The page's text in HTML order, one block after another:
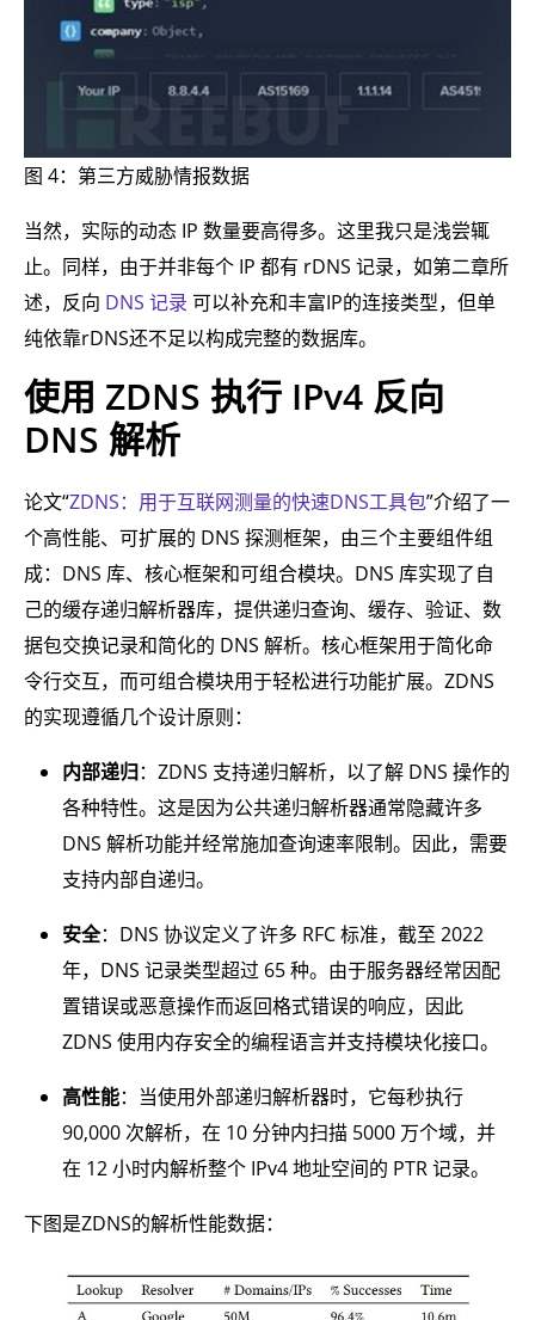
图 4：第三方威胁情报数据
当然，实际的动态 IP 数量要高得多。这里我只是浅尝辄
止。同样，由于并非每个 IP 都有 rDNS 记录，如第二章所
述，反向 DNS 记录 可以补充和丰富IP的连接类型，但单
纯依靠rDNS还不足以构成完整的数据库。
使用 ZDNS 执行 IPv4 反向
DNS 解析
论文“ZDNS：用于互联网测量的快速DNS工具包”介绍了一
个高性能、可扩展的 DNS 探测框架，由三个主要组件组
成：DNS 库、核心框架和可组合模块。DNS 库实现了自
己的缓存递归解析器库，提供递归查询、缓存、验证、数
据包交换记录和简化的 DNS 解析。核心框架用于简化命
令行交互，而可组合模块用于轻松进行功能扩展。ZDNS
的实现遵循几个设计原则：
内部递归：ZDNS 支持递归解析，以了解 DNS 操作的
各种特性。这是因为公共递归解析器通常隐藏许多
DNS 解析功能并经常施加查询速率限制。因此，需要
支持内部自递归。
安全：DNS 协议定义了许多 RFC 标准，截至 2022
年，DNS 记录类型超过 65 种。由于服务器经常因配
置错误或恶意操作而返回格式错误的响应，因此
ZDNS 使用内存安全的编程语言并支持模块化接口。
高性能：当使用外部递归解析器时，它每秒执行
90,000 次解析，在 10 分钟内扫描 5000 万个域，并
在 12 小时内解析整个 IPv4 地址空间的 PTR 记录。
下图是ZDNS的解析性能数据：